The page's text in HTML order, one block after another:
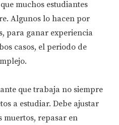
muchos estudiantes
Algunos lo hacen por
para ganar experiencia
casos, el periodo de
que trabaja no siempre
a estudiar. Debe ajustar
muertos, repasar en